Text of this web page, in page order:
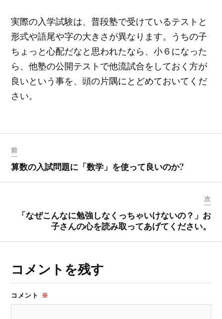
実際の入学試験は、普段塾で受けているテストと
形式や語尾や字の大きさが異なります。うちの子
ちょっと心配だなと思われたなら、小６になった
ら、他塾の公開テストで他流試合をしておく方が
良いという事を、頭の片隅にとどめておいてくだ
さい。
前
算数の入試問題に「数学」を使って良いのか?
次
「なぜこんなに勉強しなくっちゃいけないの？」お
子さんの心を読み取ってあげてください。
コメントを残す
コメント ※